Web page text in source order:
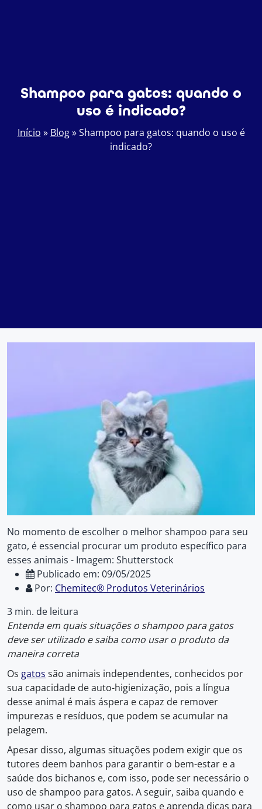
Shampoo para gatos: quando o
uso é indicado?
Início » Blog»Shampoo para gatos: quando o uso é
indicado?
No momento de escolher o melhor shampoo para seu
gato, é essencial procurar um produto específico para
esses animais - Imagem: Shutterstock
Publicado em: 09/05/2025
Por: Chemitec® Produtos Veterinários
3 min. de leitura
Entenda em quais situações o shampoo para gatos
deve ser utilizado e saiba como usar o produto da
maneira correta
Os gatos são animais independentes, conhecidos por
sua capacidade de auto-higienização, pois a língua
desse animal é mais áspera e capaz de remover
impurezas e resíduos, que podem se acumular na
pelagem.
Apesar disso, algumas situações podem exigir que os
tutores deem banhos para garantir o bem-estar e a
saúde dos bichanos e, com isso, pode ser necessário o
uso de shampoo para gatos. A seguir, saiba quando e
como usar o shampoo para gatos e aprenda dicas para